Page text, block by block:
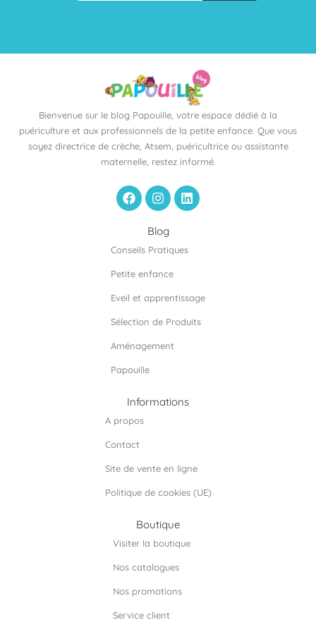
Bienvenue sur le blog Papouille, votre espace dédié à la
puériculture et aux professionnels de la petite enfance. Que vous
soyez directrice de crèche, Atsem, puéricultrice ou assistante
maternelle, restez informé.
F
a
c
o
k
I
n
s
t
a
g
a
m
L
i
n
d
Blog
Conseils Pratiques
Petite enfance
Eveil et apprentissage
Sélection de Produits
Aménagement
Papouille
Informations
A propos
Contact
Site de vente en ligne
Politique de cookies (UE)
Boutique
Visiter la boutique
Nos catalogues
Nos promotions
Service client